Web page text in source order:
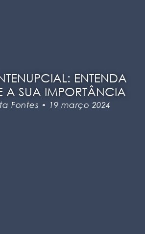
ENTENDA
A SUA IMPORTÂNCIA
Fontes 19 março 2024